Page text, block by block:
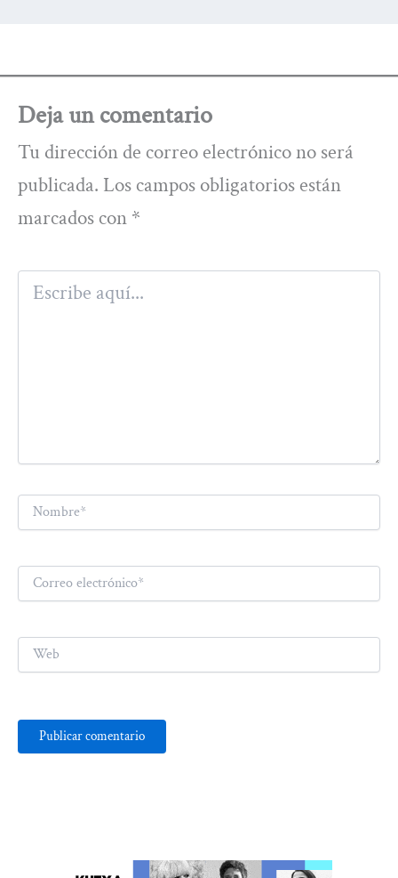
Deja un comentario
Tu dirección de correo electrónico no será
publicada. Los campos obligatorios están
marcados con *
Escribe
aquí...
Nombre*
Correo
electrónico*
Web